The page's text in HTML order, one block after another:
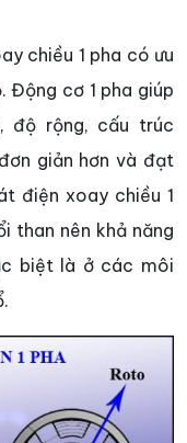
chiều 1 pha có ưu
Động cơ 1 pha giúp
độ rộng, cấu trúc
giản hơn và đạt
điện xoay chiều 1
than nên khả năng
biệt là ở các môi